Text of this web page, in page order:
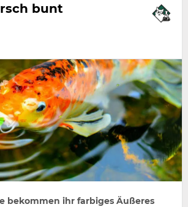
bunt
bekommen ihr farbiges Äußeres